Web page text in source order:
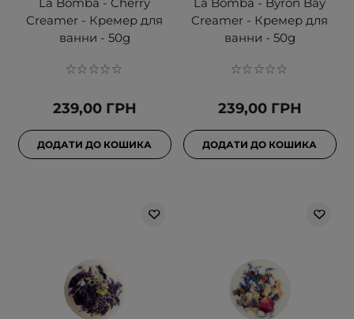
La Bomba - Cherry
Creamer - Кремер для
ванни - 50g
239,00 ГРН
ДОДАТИ ДО КОШИКА
La Bomba - Byron Bay
Creamer - Кремер для
ванни - 50g
239,00 ГРН
ДОДАТИ ДО КОШИКА